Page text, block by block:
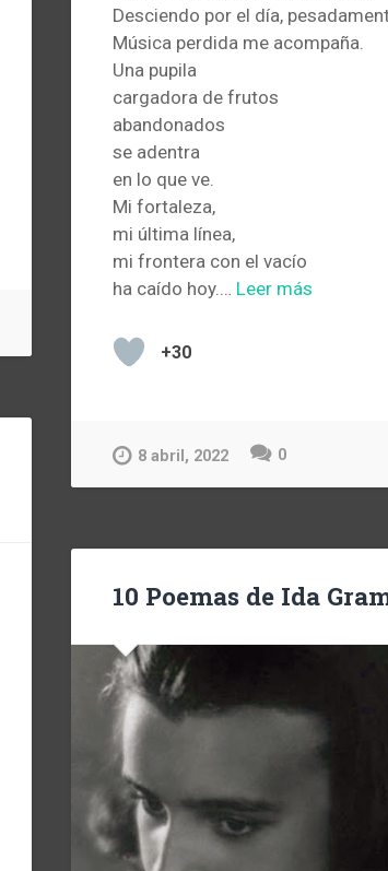
Desciendo por el día,
Música perdida me acompaña.
Una pupila
cargadora de frutos
abandonados
se adentra
en lo que ve.
Mi fortaleza,
mi última línea,
mi frontera con el vacío
ha caído hoy.… Leer más
+30
8 abril, 2022 0
10 Poemas de Ida